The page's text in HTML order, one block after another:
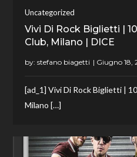
Uncategorized
Vivi Di Rock Biglietti |
Club, Milano | DICE
by:stefano biagetti
[ad_1] Vivi Di Rock Biglietti |
Milano […]